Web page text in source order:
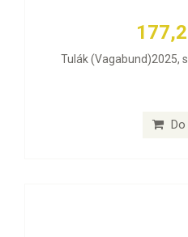
Tulák (Vagabund)2025,